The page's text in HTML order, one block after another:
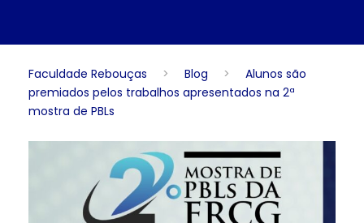
Faculdade Rebouças > Blog >
Alunos são
premiados pelos trabalhos apresentados na 2ª
mostra de PBLs